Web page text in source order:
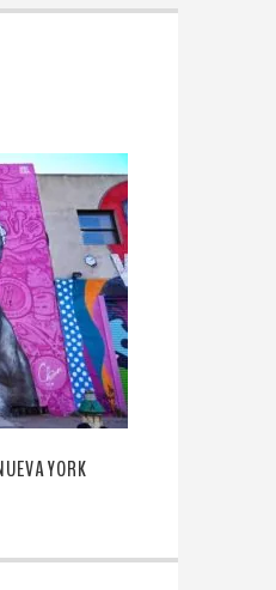
YORK